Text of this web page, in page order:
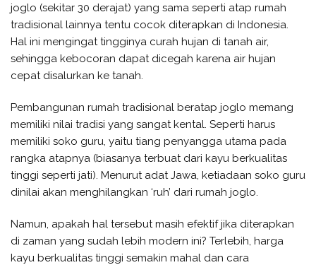
joglo (sekitar 30 derajat) yang sama seperti atap rumah
tradisional lainnya tentu cocok diterapkan di Indonesia.
Hal ini mengingat tingginya curah hujan di tanah air,
sehingga kebocoran dapat dicegah karena air hujan
cepat disalurkan ke tanah.
Pembangunan rumah tradisional beratap joglo memang
memiliki nilai tradisi yang sangat kental. Seperti harus
memiliki soko guru, yaitu tiang penyangga utama pada
rangka atapnya (biasanya terbuat dari kayu berkualitas
tinggi seperti jati). Menurut adat Jawa, ketiadaan soko guru
dinilai akan menghilangkan ‘ruh’ dari rumah joglo.
Namun, apakah hal tersebut masih efektif jika diterapkan
di zaman yang sudah lebih modern ini? Terlebih, harga
kayu berkualitas tinggi semakin mahal dan cara